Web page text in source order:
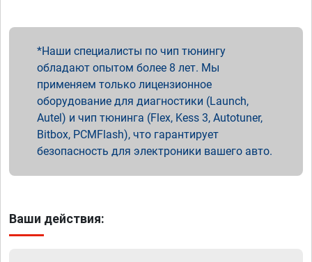
Наши специалисты по чип тюнингу
обладают опытом более 8 лет. Мы
применяем только лицензионное
оборудование для диагностики (Launch,
Autel) и чип тюнинга (Flex, Kess 3, Autotuner,
Bitbox, PCMFlash), что гарантирует
безопасность для электроники вашего авто.
Ваши действия: